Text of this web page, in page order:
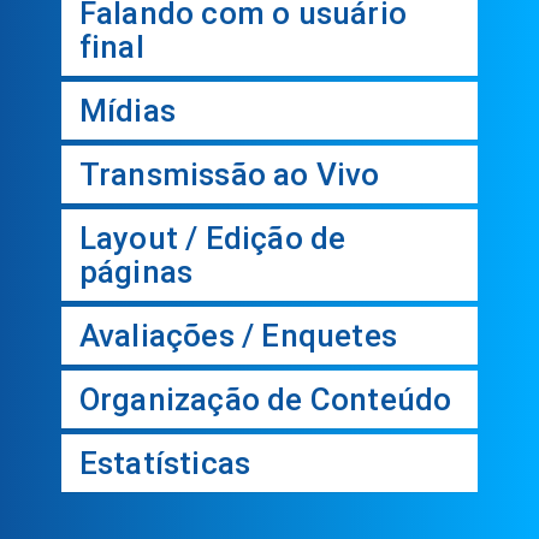
Falando com o usuário
final
Mídias
Transmissão ao Vivo
Layout / Edição de
páginas
Avaliações / Enquetes
Organização de Conteúdo
Estatísticas